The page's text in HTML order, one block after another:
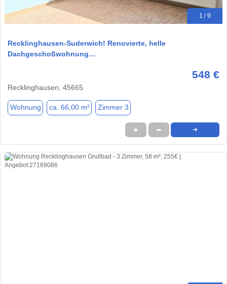
1 / 9
Recklinghausen-Suderwich! Renovierte, helle
Dachgeschoßwohnung…
548 €
Recklinghausen, 45665
Wohnung ca. 66,00 m² Zimmer 3
★ ➦ ➜